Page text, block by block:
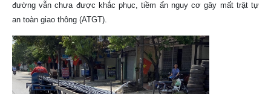
đường vẫn chưa được khắc phục, tiềm ẩn nguy cơ gây mất trật tự
an toàn giao thông (ATGT).